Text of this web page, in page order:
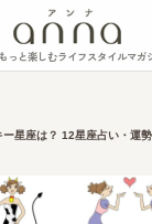
っと楽しむライフスタイルマガ
星座は？ 12星座占い・運